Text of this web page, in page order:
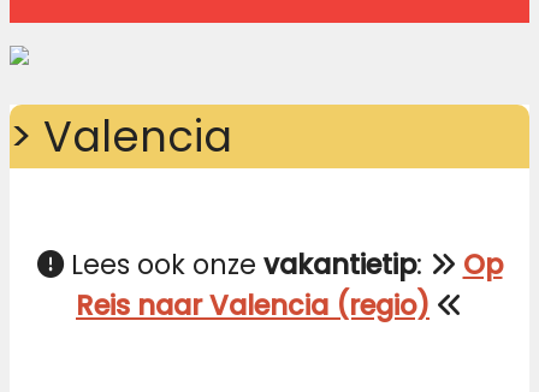
> Valencia
Lees ook onze vakantietip:
Op
Reis naar Valencia (regio)